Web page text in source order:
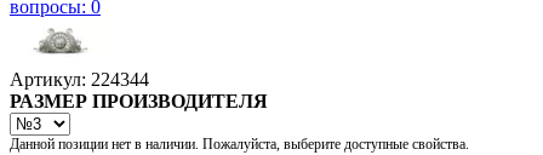
вопросы: 0
Артикул: 224344
РАЗМЕР ПРОИЗВОДИТЕЛЯ
Данной позиции нет в наличии. Пожалуйста, выберите доступные свойства.